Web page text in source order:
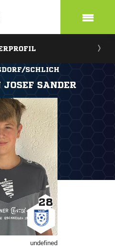
SCHLICH
SANDER
undefined
28